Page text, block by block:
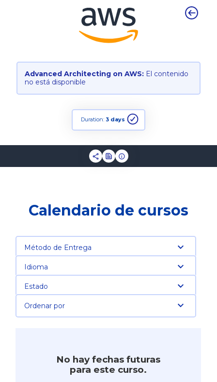
Advanced Architecting on AWS: El contenido
no está disponible
Duration: 3 days
Calendario de cursos
Método de Entrega
Idioma
Estado
Ordenar por
No hay fechas futuras
para este curso.